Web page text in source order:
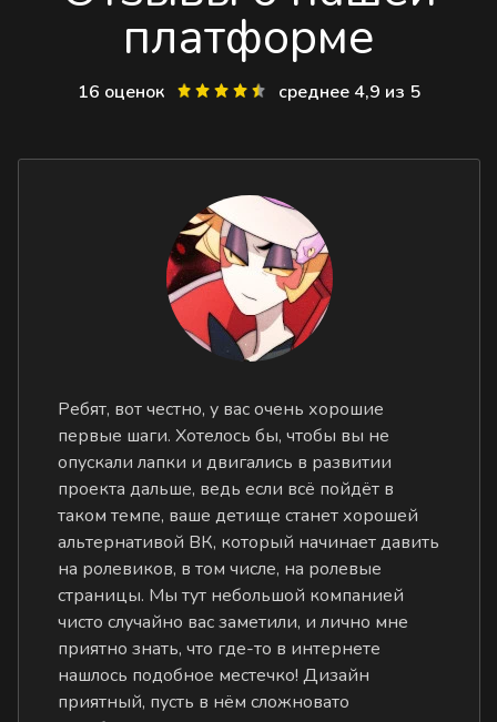
платформе
16 оценок среднее 4,9 из 5
Ребят, вот честно, у вас очень хорошие
первые шаги. Хотелось бы, чтобы вы не
опускали лапки и двигались в развитии
проекта дальше, ведь если всё пойдёт в
таком темпе, ваше детище станет хорошей
альтернативой ВК, который начинает давить
на ролевиков, в том числе, на ролевые
страницы. Мы тут небольшой компанией
чисто случайно вас заметили, и лично мне
приятно знать, что где-то в интернете
нашлось подобное местечко! Дизайн
приятный, пусть в нём сложновато